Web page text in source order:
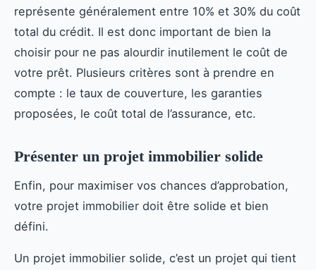
représente généralement entre 10% et 30% du coût
total du crédit. Il est donc important de bien la
choisir pour ne pas alourdir inutilement le coût de
votre prêt. Plusieurs critères sont à prendre en
compte : le taux de couverture, les garanties
proposées, le coût total de l’assurance, etc.
Présenter un projet immobilier solide
Enfin, pour maximiser vos chances d’approbation,
votre projet immobilier doit être solide et bien
défini.
Un projet immobilier solide, c’est un projet qui tient